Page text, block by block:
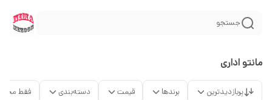
جستجو
مانتو اداری
پربازدیدترین برندها قیمت دسته‌بندی فقط